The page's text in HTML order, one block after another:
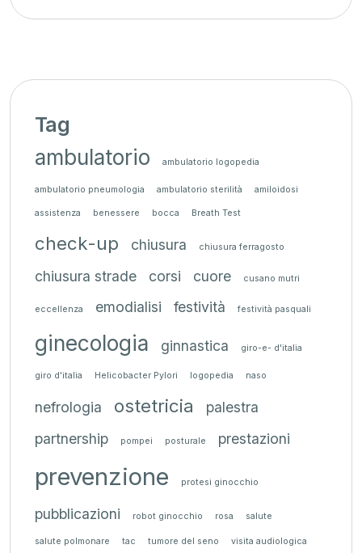
Tag
ambulatorio ambulatorio logopedia
ambulatorio pneumologia ambulatorio sterilità amiloidosi
assistenza benessere bocca Breath Test
check-up chiusura chiusura ferragosto
chiusura strade corsi cuore cusano mutri
eccellenza emodialisi festività festività pasquali
ginecologia ginnastica giro-e- d'italia
giro d'italia Helicobacter Pylori logopedia naso
nefrologia ostetricia
palestra
partnership
pompei posturale prestazioni
prevenzione protesi ginocchio
pubblicazioni robot ginocchio rosa salute
salute polmonare tac tumore del seno visita audiologica